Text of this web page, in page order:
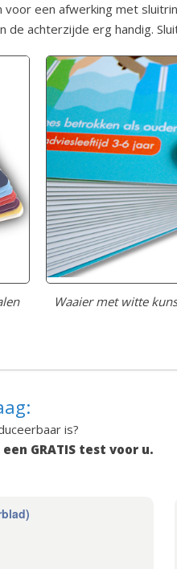
een afwerking met
de achterzijde erg handig.
Waaier met witte
is?
GRATIS test voor u.